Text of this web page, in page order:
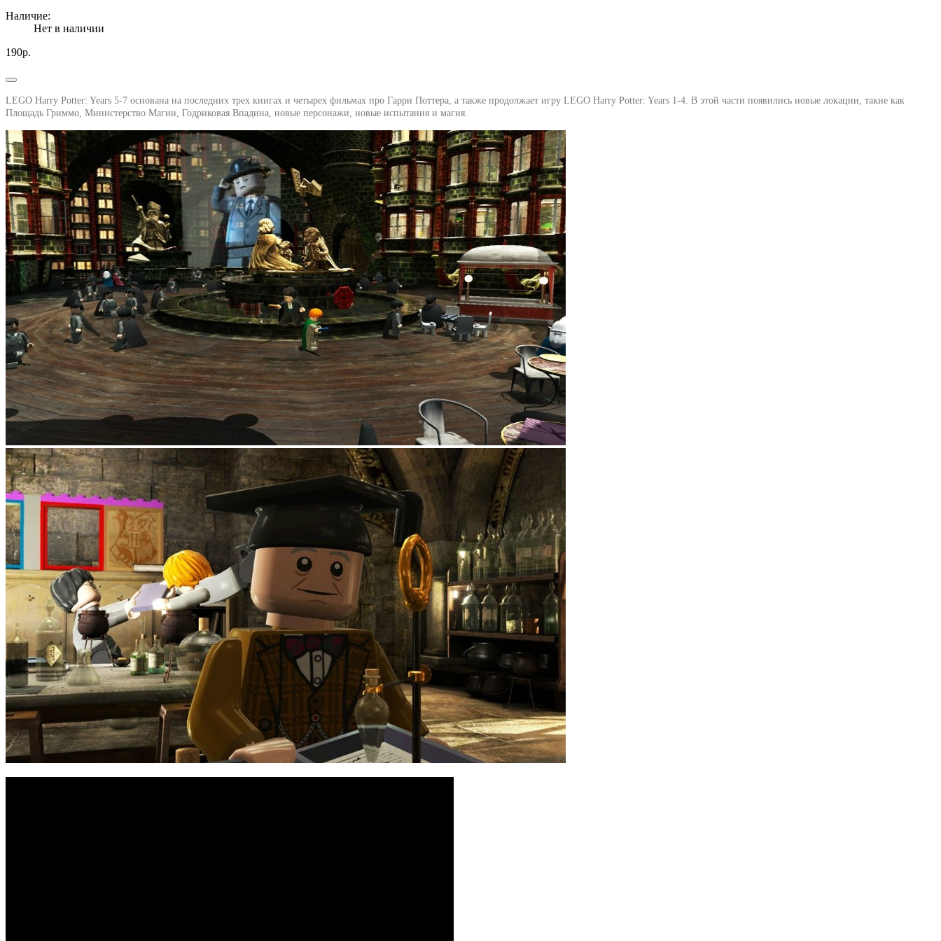
Наличие:
Нет в наличии
190р.
LEGO Harry Potter: Years 5-7 основана на последних трех книгах и четырех фильмах про Гарри Поттера, а также продолжает игру LEGO Harry Potter: Years 1-4 . В этой части появились новые локации, такие как
Площадь Гриммо, Министерство Магии, Годриковая Впадина, новые персонажи, новые испытания и магия.